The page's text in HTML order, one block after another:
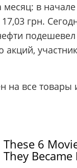
в
грн.
акций,
на все товары
These 6
They